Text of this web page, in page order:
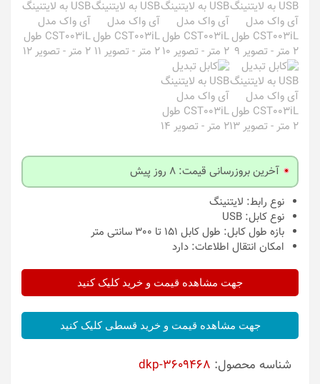
آخرین بروزرسانی قیمت: 8 روز پیش
نوع رابط: لایتنینگ
نوع کابل: USB
بازه طول کابل: طول کابل 151 تا 300 سانتی متر
امکان انتقال اطلاعات: دارد
جهت مشاهده قیمت و خرید کلیک کنید
جهت مشاهده قیمت و خرید قسطی کلیک کنید
شناسه محصول: dkp-3609468